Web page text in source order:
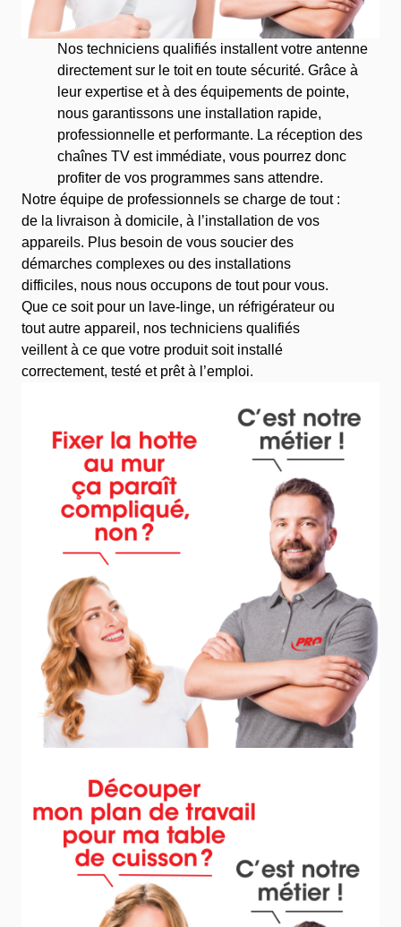
Nos techniciens qualifiés installent votre antenne
directement sur le toit en toute sécurité. Grâce à
leur expertise et à des équipements de pointe,
nous garantissons une installation rapide,
professionnelle et performante. La réception des
chaînes TV est immédiate, vous pourrez donc
profiter de vos programmes sans attendre.
Notre équipe de professionnels se charge de tout :
de la livraison à domicile, à l’installation de vos
appareils. Plus besoin de vous soucier des
démarches complexes ou des installations
difficiles, nous nous occupons de tout pour vous.
Que ce soit pour un lave-linge, un réfrigérateur ou
tout autre appareil, nos techniciens qualifiés
veillent à ce que votre produit soit installé
correctement, testé et prêt à l’emploi.